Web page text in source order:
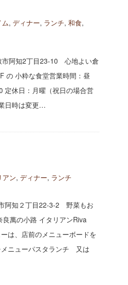
, ディナー, ランチ, 和食,
阿知2丁目23-10 心地よい倉
の 小粋な食堂営業時間：昼
定休日：月曜（祝日の場合営
日時は変更…
アン, ディナー, ランチ
阿知２丁目22-3-2 野菜もお
良萬の小路 イタリアンRiva
は、店前のメニューボードを
メニューパスタランチ 又は